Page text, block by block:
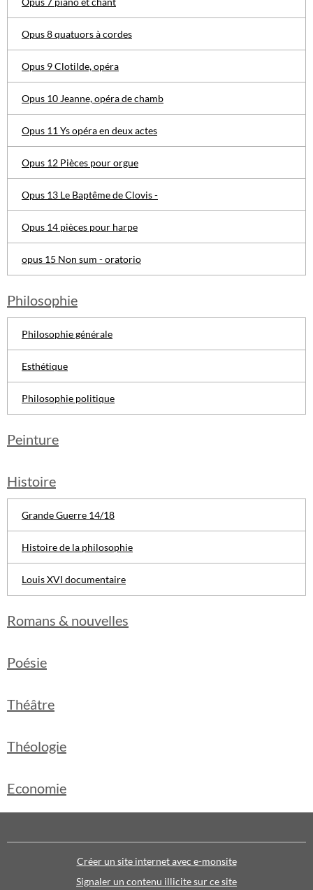
Opus 8 quatuors à cordes
Opus 9 Clotilde, opéra
Opus 10 Jeanne, opéra de chamb
Opus 11 Ys opéra en deux actes
Opus 12 Pièces pour orgue
Opus 13 Le Baptême de Clovis -
Opus 14 pièces pour harpe
opus 15 Non sum - oratorio
Philosophie
Philosophie générale
Esthétique
Philosophie politique
Peinture
Histoire
Grande Guerre 14/18
Histoire de la philosophie
Louis XVI documentaire
Romans & nouvelles
Poésie
Théâtre
Théologie
Economie
Créer un site internet avec e-monsite
Signaler un contenu illicite sur ce site